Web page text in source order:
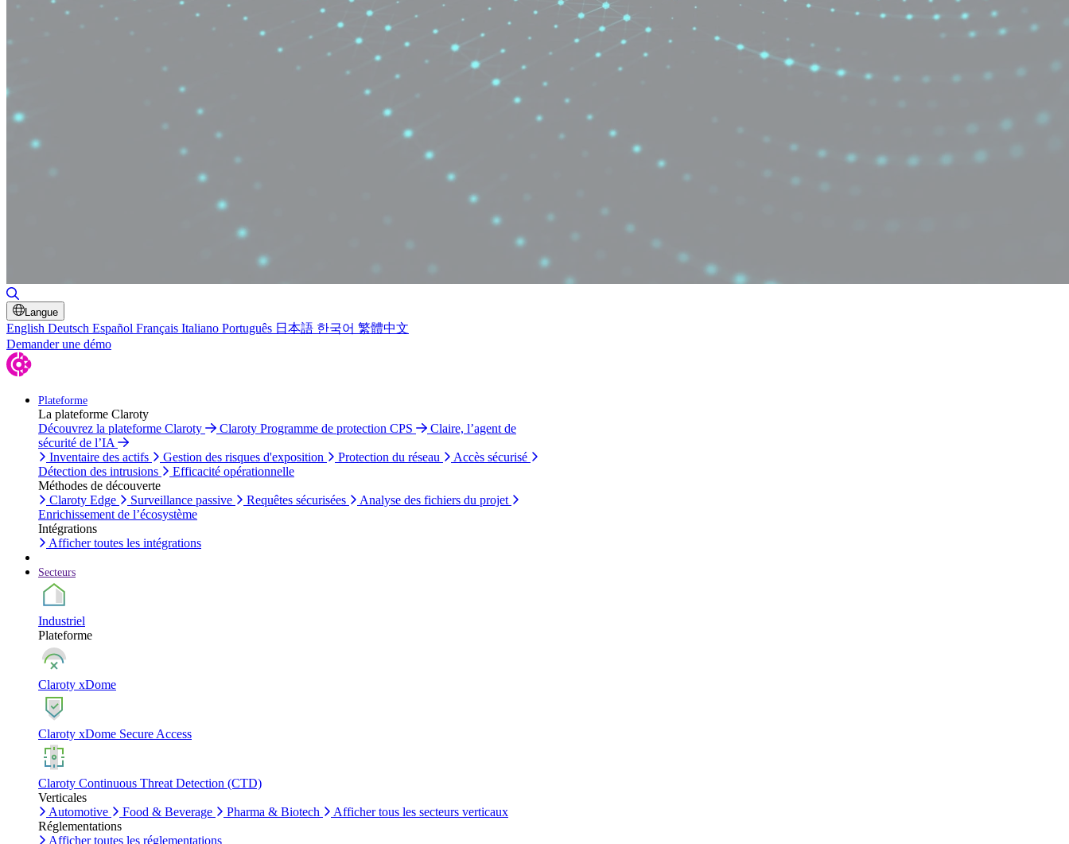
Langue
English Deutsch Español Français Italiano Português 日本語 한국어 繁體中文
Demander une démo
Plateforme
La plateforme Claroty
Découvrez la plateforme Claroty
Claroty Programme de protection CPS
Claire, l’agent de
sécurité de l’IA
Inventaire des actifs
Gestion des risques d'exposition Protection du réseau
Accès sécurisé
Détection des intrusions
Efficacité opérationnelle
Méthodes de découverte
Claroty Edge
Surveillance passive Requêtes sécurisées
Analyse des fichiers du projet
Enrichissement de l’écosystème
Intégrations
Afficher toutes les intégrations
Secteurs
Industriel
Plateforme
Claroty xDome
Claroty xDome Secure Access
Claroty Continuous Threat Detection (CTD)
Verticales
Automotive
Food & Beverage Pharma & Biotech
Afficher tous les secteurs verticaux
Réglementations
Afficher toutes les réglementations